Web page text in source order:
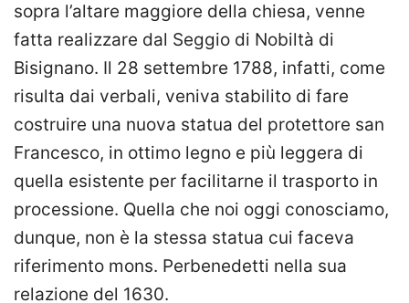
sopra l’altare maggiore della chiesa, venne
fatta realizzare dal Seggio di Nobiltà di
Bisignano. Il 28 settembre 1788, infatti, come
risulta dai verbali, veniva stabilito di fare
costruire una nuova statua del protettore san
Francesco, in ottimo legno e più leggera di
quella esistente per facilitarne il trasporto in
processione. Quella che noi oggi conosciamo,
dunque, non è la stessa statua cui faceva
riferimento mons. Perbenedetti nella sua
relazione del 1630.